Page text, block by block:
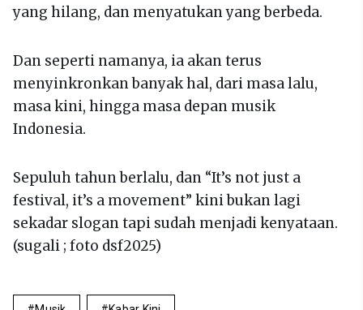
yang hilang, dan menyatukan yang berbeda.
Dan seperti namanya, ia akan terus
menyinkronkan banyak hal, dari masa lalu,
masa kini, hingga masa depan musik
Indonesia.
Sepuluh tahun berlalu, dan “It’s not just a
festival, it’s a movement” kini bukan lagi
sekadar slogan tapi sudah menjadi kenyataan.
(sugali ; foto dsf2025)